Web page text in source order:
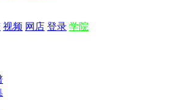
视频 网店 登录 学院